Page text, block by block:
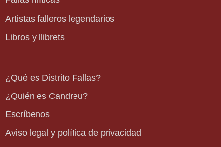
Artistas falleros legendarios
Libros y llibrets
¿Qué es Distrito Fallas?
¿Quién es Candreu?
Escríbenos
Aviso legal y política de privacidad